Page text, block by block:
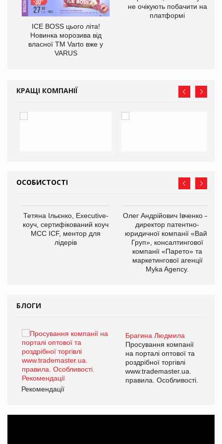
ICE BOSS цього літа!
Новинка морозива від
власної ТМ Varto вже у
VARUS
не очікують побачити на
платформі
КРАЩІ КОМПАНІЇ
ОСОБИСТОСТІ
Тетяна Ільєнко, Executive-
коуч, сертифікований коуч
МСС ICF, ментор для
лідерів
Олег Андрійович Івченко —
директор патентно-
юридичної компанії «Вайз
Груп», консалтингової
компанії «Парето» та
маркетингової агенції
Myka Agency.
БЛОГИ
Брагина Людмила
Просування компанії
на порталі оптової та
роздрібної торгівлі
www.trademaster.ua.
правила. Особливості.
Рекомендації